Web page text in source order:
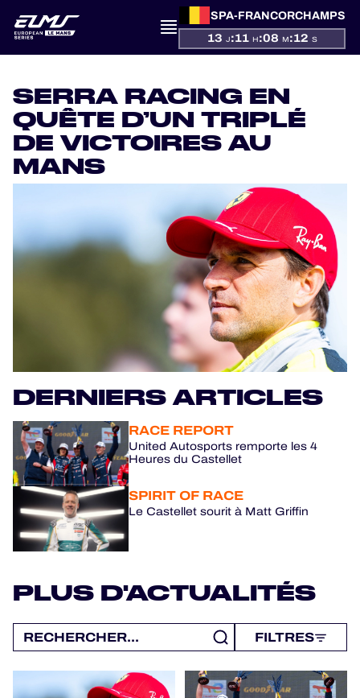
SPA-FRANCORCHAMPS
13 J:11 H:08 M:12 S
ACTUALITÉS
SAISON
RÉSULTATS
HOSPITALITY
BILLETTERIE
24H LEMANS
FIAWEC
MLMC
ALMS
SERRA RACING EN
QUÊTE D’UN TRIPLÉ
DE VICTOIRES AU
MANS
DERNIERS ARTICLES
RACE REPORT
United Autosports remporte les 4
Heures du Castellet
SPIRIT OF RACE
Le Castellet sourit à Matt Griffin
PLUS D'ACTUALITÉS
FILTRES